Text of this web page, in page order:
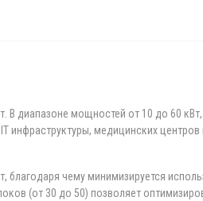
В диапазоне мощностей от 10 до 60
медицинских
чему минимизируется
(от 30 до 50) позволяет